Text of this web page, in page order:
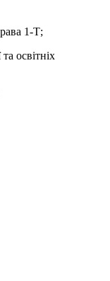
1-Т;
освітніх